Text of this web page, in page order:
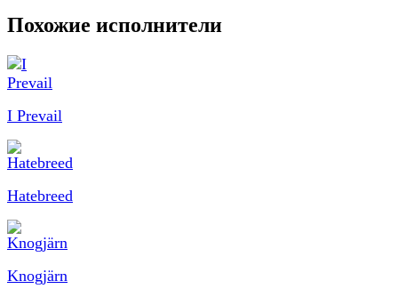
Похожие исполнители
I Prevail
Hatebreed
Knogjärn